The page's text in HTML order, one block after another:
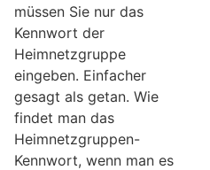
müssen Sie nur das
Kennwort der
Heimnetzgruppe
eingeben. Einfacher
gesagt als getan. Wie
findet man das
Heimnetzgruppen-
Kennwort, wenn man es